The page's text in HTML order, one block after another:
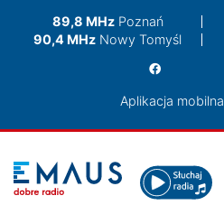
89,8 MHzPoznań
90,4 MHz Nowy Tomyśl
Aplikacja mobilna